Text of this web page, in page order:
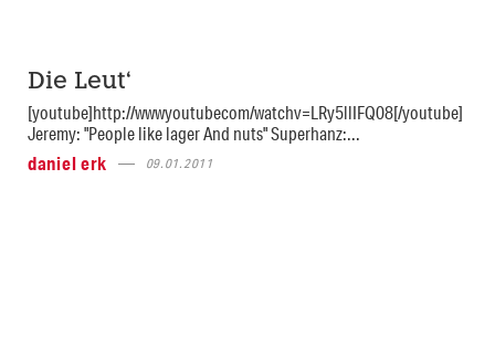
Die Leut‘
[youtube]http://wwwyoutubecom/watchv=LRy5llIFQ08[/youtube]
Jeremy: "People like lager And nuts" Superhanz:...
daniel erk
09.01.2011